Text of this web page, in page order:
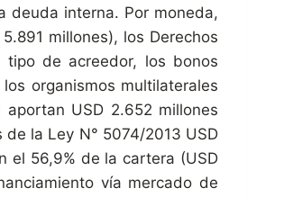
deuda interna. Por moneda,
millones), los Derechos
tipo de acreedor, los bonos
organismos multilaterales
USD 2.652 millones
de la Ley N° 5074/2013 USD
el 56,9% de la cartera (USD
vía mercado de